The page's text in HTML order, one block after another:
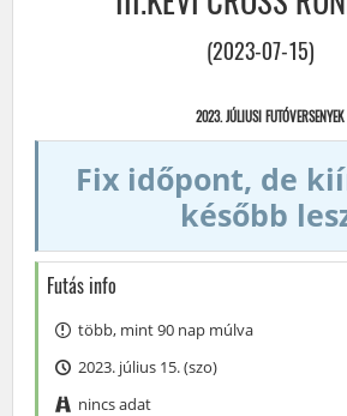
(2023-07-15)
2023. JÚLIUSI FUTÓVERSENYEK
Fix időpont, de
később
Futás info
több, mint 90 nap múlva
2023. július 15. (szo)
nincs adat